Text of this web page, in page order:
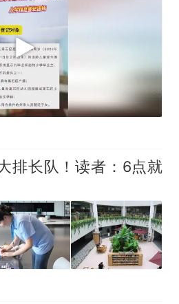
排长队！读者：6点就